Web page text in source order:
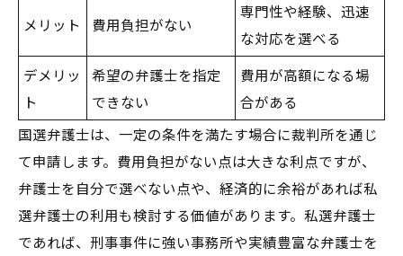
メリット 費用負担がない
専門性や経験、迅速
な対応を選べる
デメリッ
ト
希望の弁護士を指定
できない
費用が高額になる場
合がある
国選弁護士は、一定の条件を満たす場合に裁判所を通じ
て申請します。費用負担がない点は大きな利点ですが、
弁護士を自分で選べない点や、経済的に余裕があれば私
選弁護士の利用も検討する価値があります。私選弁護士
であれば、刑事事件に強い事務所や実績豊富な弁護士を